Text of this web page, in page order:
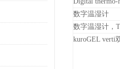
数字温湿计
数字温湿计，
kuroGEL verti